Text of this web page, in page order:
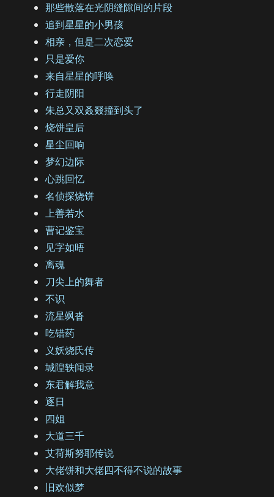
那些散落在光阴缝隙间的片段
追到星星的小男孩
相亲，但是二次恋爱
只是爱你
来自星星的呼唤
行走阴阳
朱总又双叒叕撞到头了
烧饼皇后
星尘回响
梦幻边际
心跳回忆
名侦探烧饼
上善若水
曹记鉴宝
见字如晤
离魂
刀尖上的舞者
不识
流星飒沓
吃错药
义妖烧氏传
城隍轶闻录
东君解我意
逐日
四姐
大道三千
艾荷斯努耶传说
大佬饼和大佬四不得不说的故事
旧欢似梦